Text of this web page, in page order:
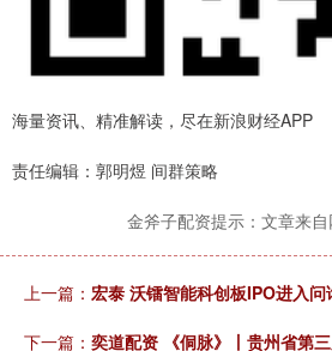
海量资讯、精准解读，尽在新浪财经APP
责任编辑：郭明煜 间群策略
金斧子配资提示：文章来自
上一篇： 宏泰 沃镭智能科创板IPO进入问
下一篇： 奕道配资 《侗脉》丨贵州省第